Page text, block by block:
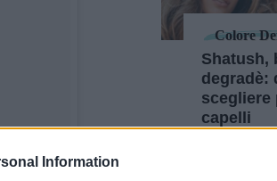
Information
Colore
Shatush,
degradè:
scegliere
capelli